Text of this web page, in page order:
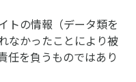
トの情報（データ類を
なかったことにより被
任を負うものではあり